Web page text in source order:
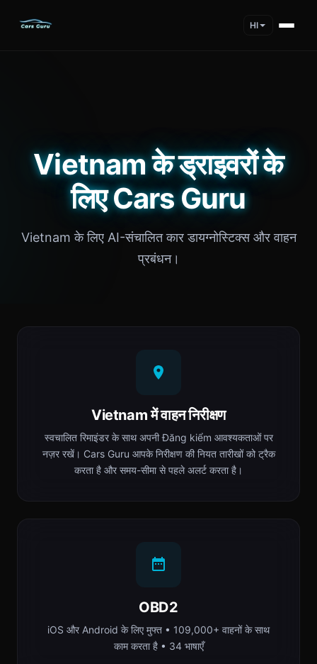
HI
Vietnam के ड्राइवरों के
लिए Cars Guru
Vietnam के लिए AI-संचालित कार डायग्नोस्टिक्स और वाहन
प्रबंधन।
Vietnam में वाहन निरीक्षण
स्वचालित रिमाइंडर के साथ अपनी Đăng kiểm आवश्यकताओं पर
नज़र रखें। Cars Guru आपके निरीक्षण की नियत तारीखों को ट्रैक
करता है और समय-सीमा से पहले अलर्ट करता है।
OBD2
iOS और Android के लिए मुफ्त • 109,000+ वाहनों के साथ
काम करता है • 34 भाषाएँ